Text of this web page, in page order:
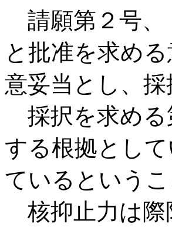
請願第２号、
と批准を求め
意妥当とし、
採択を求める
する根拠とし
ているというこ
核抑止力は際